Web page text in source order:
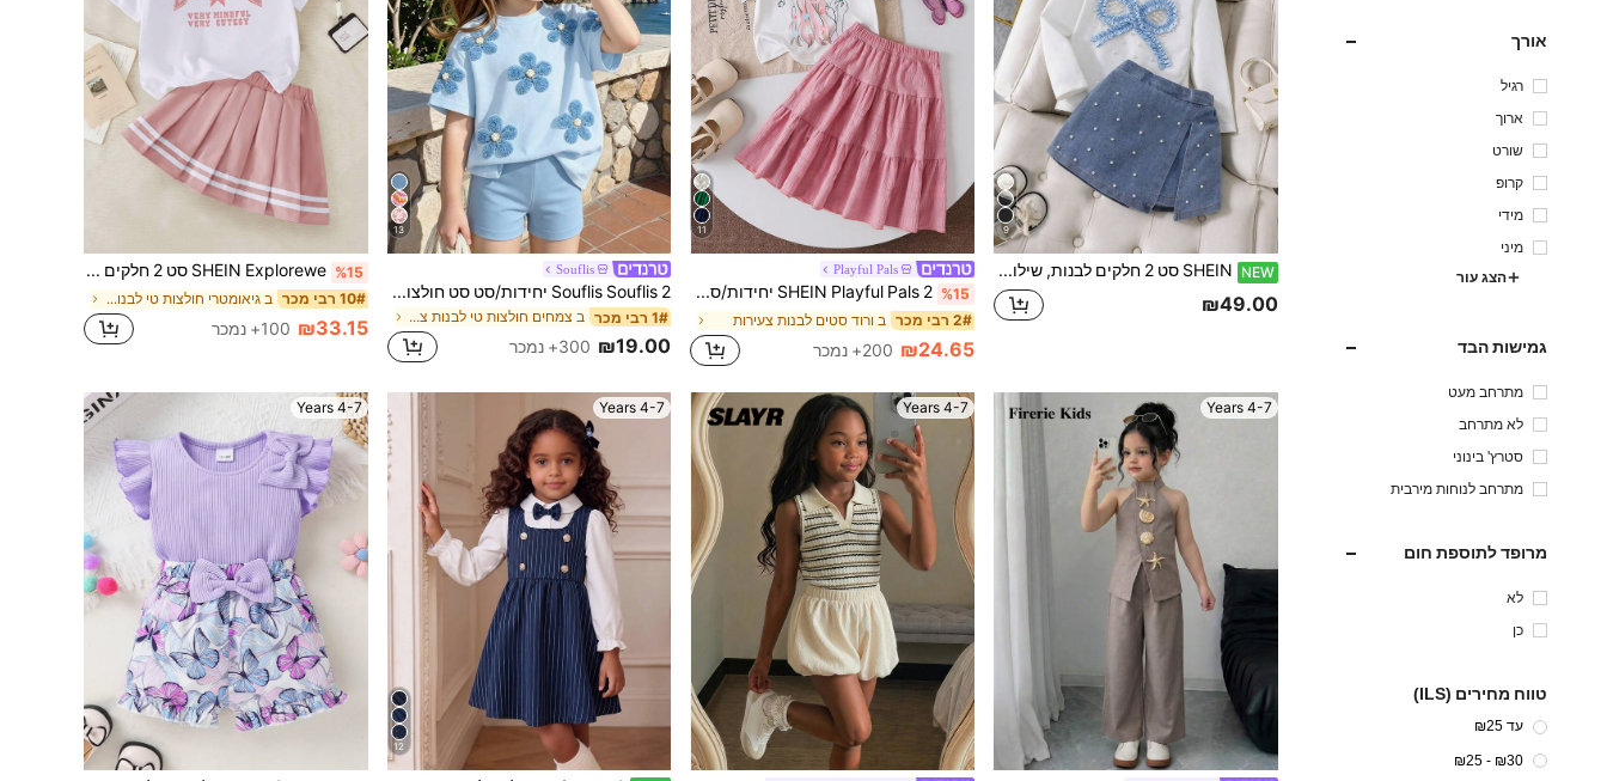
אורך
רגיל
ארוך
שורט
קרופ
מידי
מיני
הצג עור
גמישות הבד
מתרחב מעט
לא מתרחב
סטרץ' בינוני
מתרחב לנוחות מירבית
מרופד לתוספת חום
לא
כן
טווח מחירים (ILS)
עד ₪25
₪30 - ₪25
9
NEW SHEIN סט 2 חלקים לבנות, שילוב לבן רענן וכחול ג'ינס עם חולצה לבנה טהורה עדינה ומתוקה בצווארון עגול ושרוול ארוך, פפיון כפולי תלת-ממדי על החזה, פניני לבן מפוזרות באופן אחיד על הגוף, אווירה מתוקה תלת-ממדית מעודנת, חצאית ג'ינס מעוטרת במלואה בפניני לבן תואמות, מתאים ליציאות יומיומיות באביב/סתיו, ביקורים בפארקים, קניות מזדמנות
₪49.00
11
Playful Pals
%15 SHEIN Playful Pals 2 יחידות/סט של שמלת פרחונית מקסימה וחצאית בעיצוב גב של נערה צעירה
2# רבי מכר ב ורוד סטים לבנות צעירות
₪24.65 200+ נמכר
13
Souflis
Souflis Souflis 2 יחידות/סט סט חולצות טי-שירט קיץ לבנות צעירות, הדפס פרחים כחול בהיר עם שרוול קצר וצווארון עגול & מכנסי אופניים הדפס נמר, סט משפחתי תואם לחופשה
1# רבי מכר ב צמחים חולצות טי לבנות צעירות
₪19.00 300+ נמכר
%15 SHEIN Explorewe סט 2 חלקים של חצאית קפלים עם צווארון עגול ושרוולים קצרים, הדפס אותיות וחמוד לבנות, ורוד
10# רבי מכר ב גיאומטרי חולצות טי לבנות צעירות
₪33.15 100+ נמכר
4-7 Years
4-7 Years
4-7 Years
12
4-7 Years